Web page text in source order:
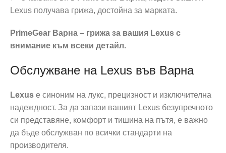
Lexus получава грижа, достойна за марката.
PrimeGear Варна – грижа за вашия Lexus с
внимание към всеки детайл.
Обслужване на Lexus във Варна
Lexus е синоним на лукс, прецизност и изключителна
надеждност. За да запази вашият Lexus безупречното
си представяне, комфорт и тишина на пътя, е важно
да бъде обслужван по всички стандарти на
производителя.